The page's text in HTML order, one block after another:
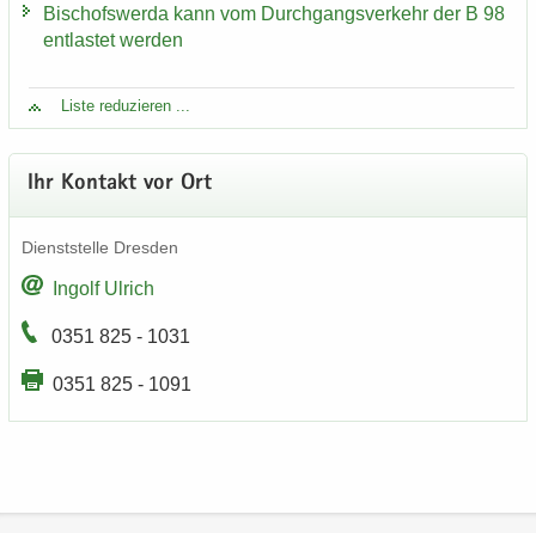
Bi­schofs­wer­da kann vom Durch­gangs­ver­kehr der B 98
ent­las­tet wer­den
Liste re­du­zie­ren ...
Ihr Kon­takt vor Ort
Dienst­stel­le Dres­den
In­golf Ul­rich
0351 825 - 1031
0351 825 - 1091